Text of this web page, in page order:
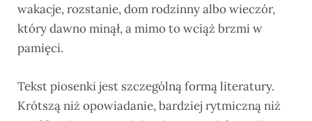
wakacje, rozstanie, dom rodzinny albo wieczór,
który dawno minął, a mimo to wciąż brzmi w
pamięci.
Tekst piosenki jest szczególną formą literatury.
Krótszą niż opowiadanie, bardziej rytmiczną niż